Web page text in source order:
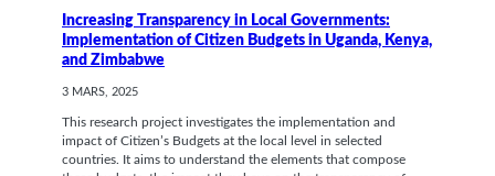
Increasing Transparency in Local Governments:
Implementation of Citizen Budgets in Uganda, Kenya,
and Zimbabwe
3 MARS, 2025
This research project investigates the implementation and
impact of Citizen’s Budgets at the local level in selected
countries. It aims to understand the elements that compose